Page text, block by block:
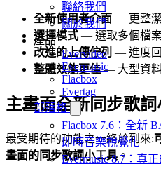
聯絡我們
關於我們
產品
Evervideo
Evermusic
Flacbox
Evertag
部落格
Flacbox 7.6：全新
即時音樂視覺化
Evermusic 8.7：真
全新使用者介面 — 更整潔
選擇模式 — 選取多個檔
改進的上傳佇列 — 進度回
整體效能更佳— 大型資料
主畫面全新同步歌
最受期待的功能之一終於到來:
畫面的同步歌詞小工具 。